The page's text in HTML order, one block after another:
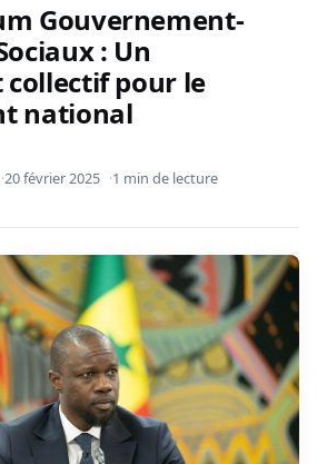
Gouvernement-
: Un
pour le
national
20 février 2025 1 min de lecture